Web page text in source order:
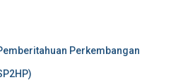
Perkembangan